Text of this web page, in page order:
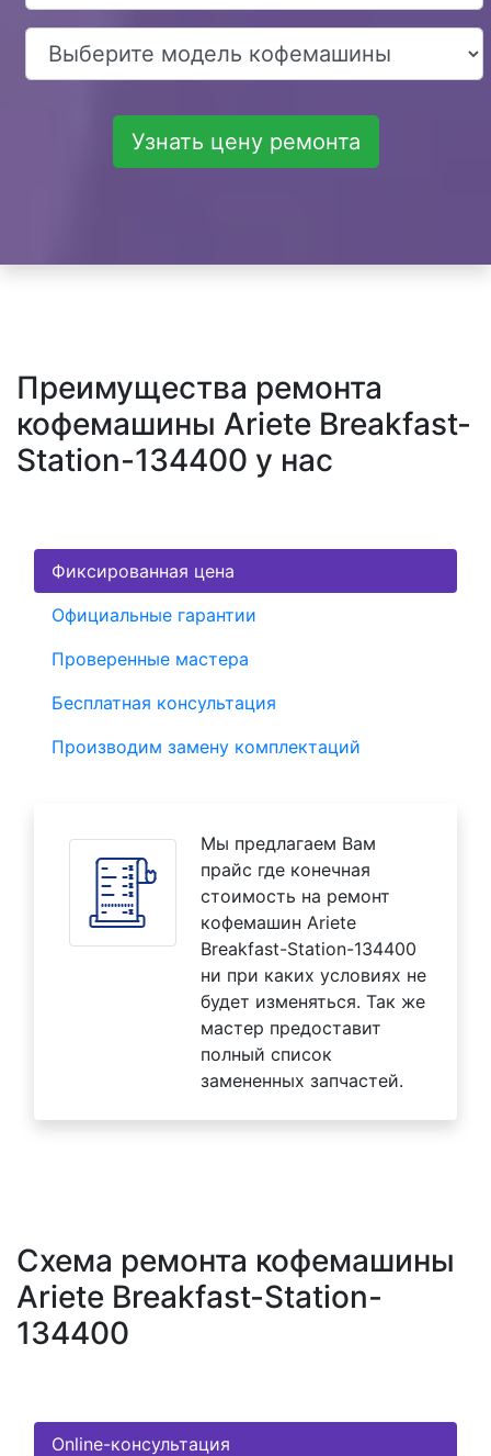
Узнать цену ремонта
Преимущества ремонта
кофемашины Ariete Breakfast-
Station-134400 у нас
Фиксированная цена
Официальные гарантии
Проверенные мастера
Бесплатная консультация
Производим замену комплектаций
Мы предлагаем Вам
прайс где конечная
стоимость на ремонт
кофемашин Ariete
Breakfast-Station-134400
ни при каких условиях не
будет изменяться. Так же
мастер предоставит
полный список
замененных запчастей.
Схема ремонта кофемашины
Ariete Breakfast-Station-
134400
Online-консультация